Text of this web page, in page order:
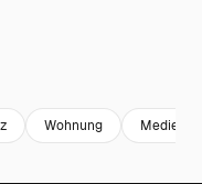
Wohnung Medien